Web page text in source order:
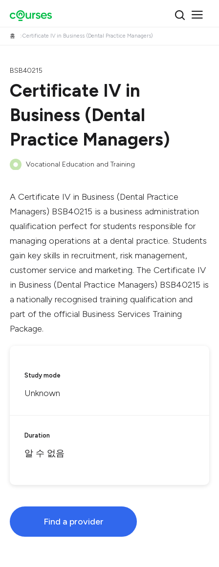
홈 Certificate IV in Business (Dental Practice Managers)
BSB40215
Certificate IV in
Business (Dental
Practice Managers)
Vocational Education and Training
A Certificate IV in Business (Dental Practice
Managers) BSB40215 is a business administration
qualification perfect for students responsible for
managing operations at a dental practice. Students
gain key skills in recruitment, risk management,
customer service and marketing. The Certificate IV
in Business (Dental Practice Managers) BSB40215 is
a nationally recognised training qualification and
part of the official Business Services Training
Package.
Study mode
Unknown
Duration
알 수 없음
Find a provider